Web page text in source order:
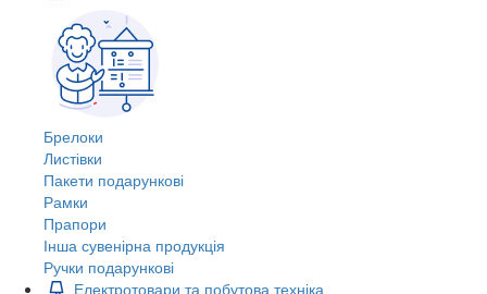
Брелоки
Листівки
Пакети подарункові
Рамки
Прапори
Інша сувенірна продукція
Ручки подарункові
Електротовари та побутова техніка